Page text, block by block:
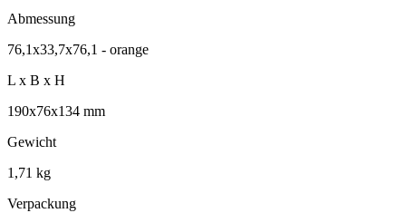
Abmessung
76,1x33,7x76,1 - orange
L x B x H
190x76x134 mm
Gewicht
1,71 kg
Verpackung